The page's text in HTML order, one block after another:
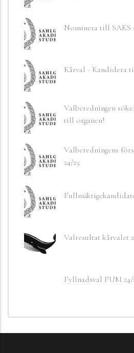
Nominera till SAKS
Kårval - Kandidera
Valberedningen
till organen!
Valberedningens
24/25
Valresultat kårvalet
Fyllnadsval FUM 24/